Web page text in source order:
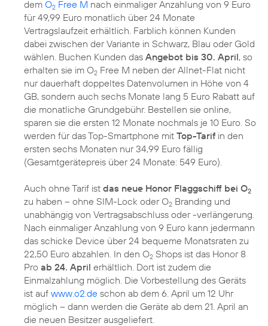
dem O2 Free M nach einmaliger Anzahlung von 9 Euro
für 49,99 Euro monatlich über 24 Monate
Vertragslaufzeit erhältlich. Farblich können Kunden
dabei zwischen der Variante in Schwarz, Blau oder Gold
wählen. Buchen Kunden das Angebot bis 30. April, so
erhalten sie im O2 Free M neben der Allnet-Flat nicht
nur dauerhaft doppeltes Datenvolumen in Höhe von 4
GB, sondern auch sechs Monate lang 5 Euro Rabatt auf
die monatliche Grundgebühr. Bestellen sie online,
sparen sie die ersten 12 Monate nochmals je 10 Euro. So
werden für das Top-Smartphone mit Top-Tarif in den
ersten sechs Monaten nur 34,99 Euro fällig
(Gesamtgerätepreis über 24 Monate: 549 Euro).
Auch ohne Tarif ist das neue Honor Flaggschiff bei O2
zu haben – ohne SIM-Lock oder O2 Branding und
unabhängig von Vertragsabschluss oder -verlängerung.
Nach einmaliger Anzahlung von 9 Euro kann jedermann
das schicke Device über 24 bequeme Monatsraten zu
22,50 Euro abzahlen. In den O2 Shops ist das Honor 8
Pro ab 24. April erhältlich. Dort ist zudem die
Einmalzahlung möglich. Die Vorbestellung des Geräts
ist auf www.o2.de schon ab dem 6. April um 12 Uhr
möglich – dann werden die Geräte ab dem 21. April an
die neuen Besitzer ausgeliefert.